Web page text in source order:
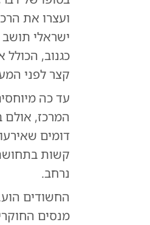
ועצרו את
ישראלי
כגנוב,
קצר לפני
עד כה
המרכז,
דומים
קשות
נרחב.
החשודים
מנסים